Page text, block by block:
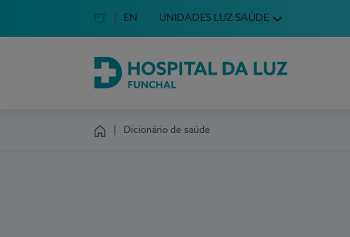
Escolha o seu idioma
Idioma em Português
PT English Language
EN UNIDADES LUZ SAÚDE
Hospital da Luz Funchal
Dicionário de saúde